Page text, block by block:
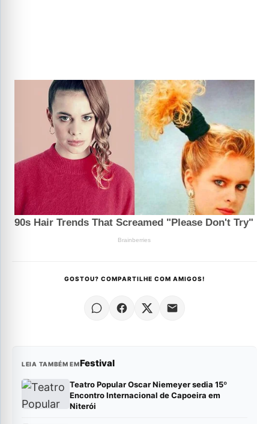
GOSTOU? COMPARTILHE COM AMIGOS!
LEIA TAMBÉM EMFestival
Teatro Popular Oscar Niemeyer sedia 15º
Encontro Internacional de Capoeira em
Niterói